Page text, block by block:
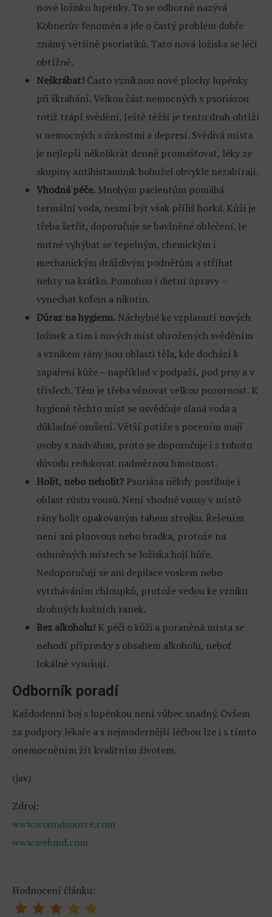
nové ložisko lupénky. To se odborně nazývá
Köbnerův fenomén a jde o častý problém dobře
známý většině psoriatiků. Tato nová ložiska se léčí
obtížně.
Neškrábat! Často vzniknou nové plochy lupénky
při škrabání. Velkou část nemocných s psoriázou
totiž trápí svědění. Ještě těžší je tento druh obtíží
u nemocných s úzkostmi a depresí. Svědivá místa
je nejlepší několikrát denně promašťovat, léky ze
skupiny antihistaminik bohužel obvykle nezabírají.
Vhodná péče. Mnohým pacientům pomáhá
termální voda, nesmí být však příliš horká. Kůži je
třeba šetřit, doporučuje se bavlněné oblečení. Je
nutné vyhýbat se tepelným, chemickým i
mechanickým dráždivým podnětům a stříhat
nehty na krátko. Pomohou i dietní úpravy –
vynechat kofein a nikotin.
Důraz na hygienu. Náchylné ke vzplanutí nových
ložisek a tím i nových míst ohrožených svěděním
a vznikem rány jsou oblasti těla, kde dochází k
zapaření kůže – například v podpaží, pod prsy a v
tříslech. Těm je třeba věnovat velkou pozornost. K
hygieně těchto míst se osvědčuje slaná voda a
důkladné osušení. Větší potíže s pocením mají
osoby s nadváhou, proto se doporučuje i z tohoto
důvodu redukovat nadměrnou hmotnost.
Holit, nebo neholit? Psoriáza někdy postihuje i
oblast růstu vousů. Není vhodné vousy v místě
rány holit opakovaným tahem strojku. Řešením
není ani plnovous nebo bradka, protože na
osluněných místech se ložiska hojí hůře.
Nedoporučují se ani depilace voskem nebo
vytrháváním chloupků, protože vedou ke vzniku
drobných kožních ranek.
Bez alkoholu! K péči o kůži a poraněná místa se
nehodí přípravky s obsahem alkoholu, neboť
lokálně vysušují.
Odborník poradí
Každodenní boj s lupénkou není vůbec snadný. Ovšem
za podpory lékaře a s nejmodernější léčbou lze i s tímto
onemocněním žít kvalitním životem.
(jav)
Zdroj:
www.woundsource.com
www.webmd.com
Hodnocení článku: